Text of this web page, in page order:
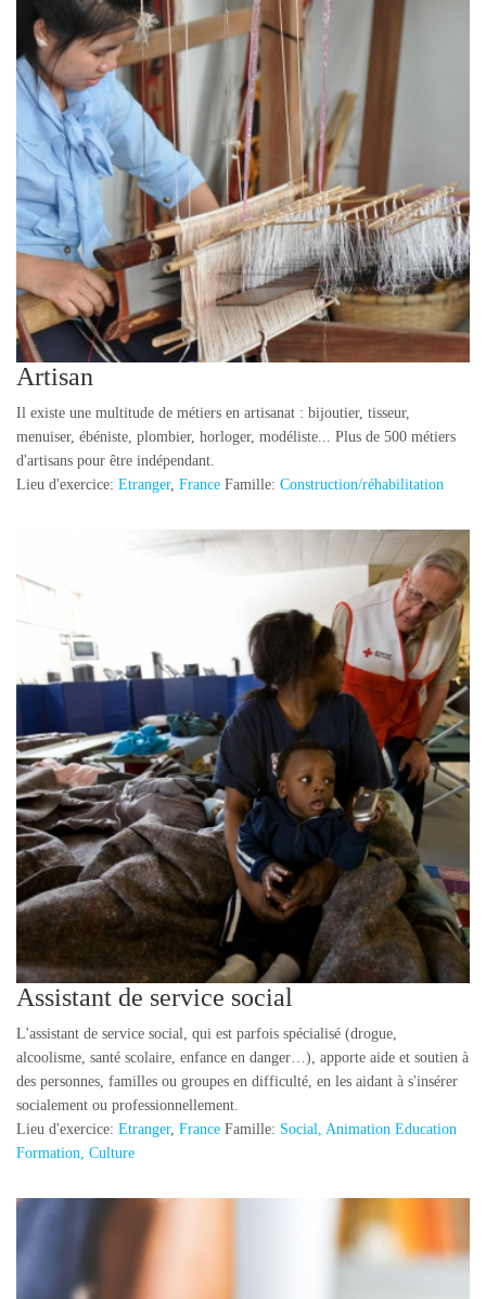
Artisan
Il existe une multitude de métiers en artisanat : bijoutier, tisseur,
menuiser, ébéniste, plombier, horloger, modéliste... Plus de 500 métiers
d'artisans pour être indépendant.
Lieu d'exercice: Etranger, France Famille: Construction/réhabilitation
Assistant de service social
L'assistant de service social, qui est parfois spécialisé (drogue,
alcoolisme, santé scolaire, enfance en danger…), apporte aide et soutien à
des personnes, familles ou groupes en difficulté, en les aidant à s'insérer
socialement ou professionnellement.
Lieu d'exercice: Etranger, France Famille: Social, Animation Education
Formation, Culture